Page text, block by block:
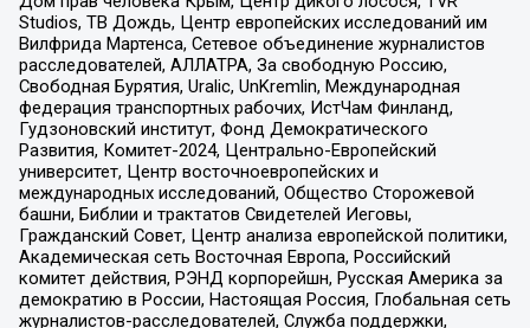
Studios, ТВ Дождь, Центр европейских исследований им
Вилфрида Мартенса, Сетевое объединение журналистов
расследователей, АЛЛАТРА, За свободную Россию,
Свободная Бурятия, Uralic, UnKremlin, Международная
федерация транспортных рабочих, ИстЧам Финланд,
Гудзоновский институт, Фонд Демократического
Развития, Комитет-2024, Центрально-Европейский
университет, Центр восточноевропейских и
международных исследований, Общество Сторожевой
башни, Библии и трактатов Свидетелей Иеговы,
Гражданский Совет, Центр анализа европейской политики,
Академическая сеть Восточная Европа, Российский
комитет действия, РЭНД корпорейшн, Русская Америка за
демократию в России, Настоящая Россия, Глобальная сеть
журналистов-расследователей, Служба поддержки,